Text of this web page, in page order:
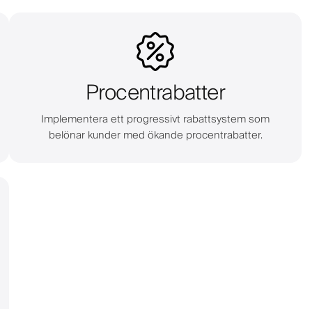
Procentrabatter
Implementera ett progressivt rabattsystem som
belönar kunder med ökande procentrabatter.